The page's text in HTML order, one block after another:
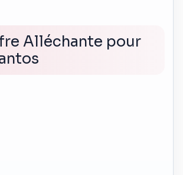
Alléchante pour